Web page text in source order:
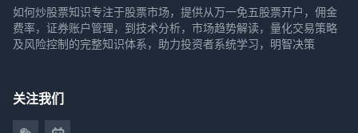
如何炒股票知识专注于股票市场，提供从万一免五股票开户，佣金
费率，证券账户管理，到技术分析，市场趋势解读，量化交易策略
及风险控制的完整知识体系，助力投资者系统学习，明智决策
关注我们